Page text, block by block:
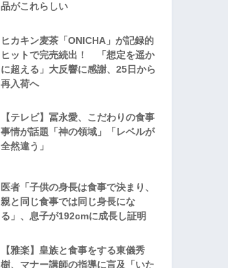
品がこれらしい
ヒカキン麦茶「ONICHA」が記録的
ヒットで完売続出！ 「想定を遥か
に超える」大反響に感謝、25日から
再入荷へ
【テレビ】冨永愛、こだわりの食事
事情が話題「神の領域」「レベルが
全然違う」
医者「子供の身長は食事で決まり、
親と同じ食事では同じ身長にな
る」、息子が192cmに成長し証明
【雅楽】皇族と食事をする東儀秀
樹、マナー講師の指導に言及「いた